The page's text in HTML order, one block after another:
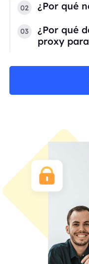
02 ¿Por qué
03
¿Por qué
proxy